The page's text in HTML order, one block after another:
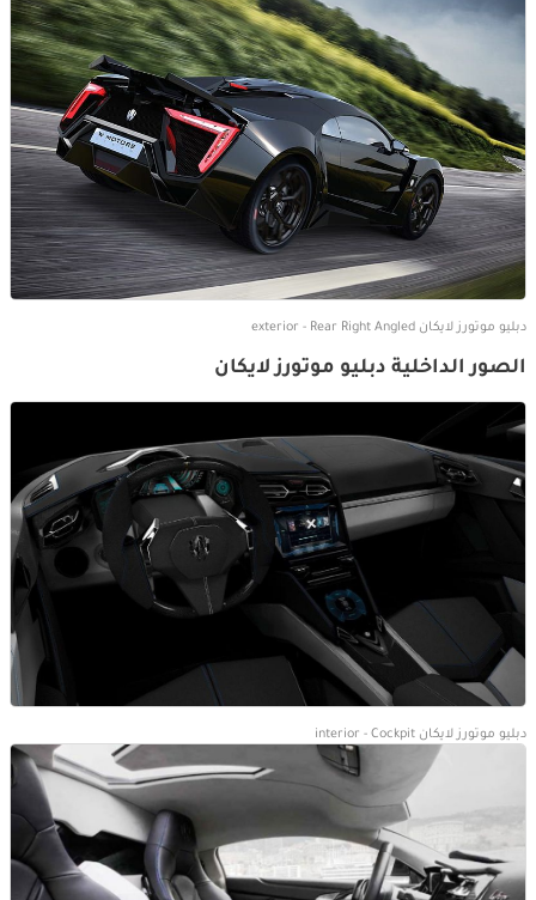
دبليو موتورز لايكان exterior - Rear Right Angled
الصور الداخلية دبليو موتورز لايكان
دبليو موتورز لايكان interior - Cockpit